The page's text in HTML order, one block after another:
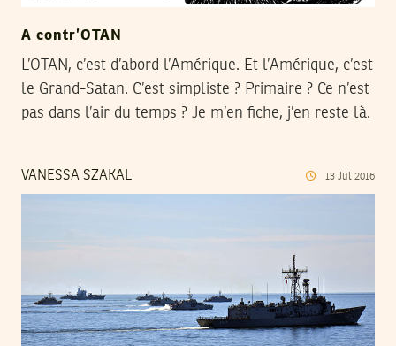
A contr’OTAN
L’OTAN, c’est d’abord l’Amérique. Et l’Amérique, c’est
le Grand-Satan. C’est simpliste ? Primaire ? Ce n’est
pas dans l’air du temps ? Je m’en fiche, j’en reste là.
VANESSA SZAKAL 13 Jul 2016